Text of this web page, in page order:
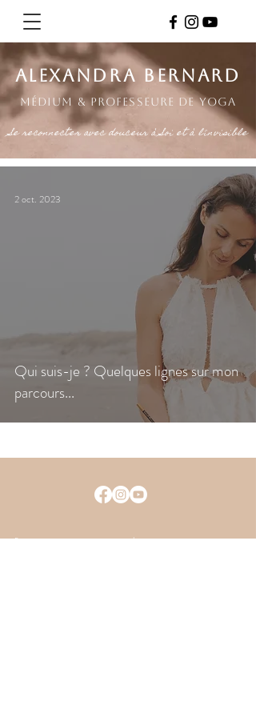
alexandra bernarD
Médium & professeure de yoga
Se reconnecter avec douceur à Soi et à l'invisible
Qui suis-je ? Quelques lignes sur mon
parcours...
2 oct. 2023
Retrouvons-nous aussi sur les